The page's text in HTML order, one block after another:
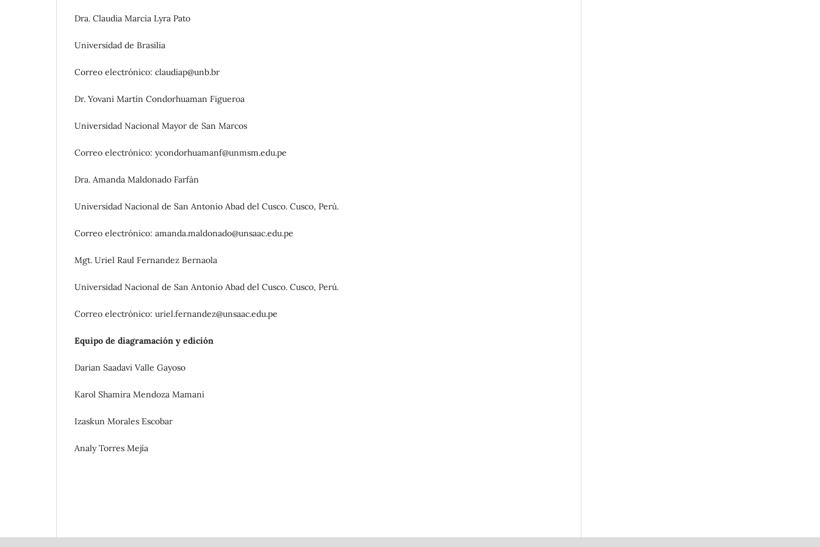
Dra. Claudia Marcia Lyra Pato
Universidad de Brasilia
Correo electrónico: claudiap@unb.br
Dr. Yovani Martín Condorhuaman Figueroa
Universidad Nacional Mayor de San Marcos
Correo electrónico: ycondorhuamanf@unmsm.edu.pe
Dra. Amanda Maldonado Farfán
Universidad Nacional de San Antonio Abad del Cusco. Cusco, Perú.
Correo electrónico: amanda.maldonado@unsaac.edu.pe
Mgt. Uriel Raul Fernandez Bernaola
Universidad Nacional de San Antonio Abad del Cusco. Cusco, Perú.
Correo electrónico: uriel.fernandez@unsaac.edu.pe
Equipo de diagramación y edición
Darian Saadavi Valle Gayoso
Karol Shamira Mendoza Mamani
Izaskun Morales Escobar
Analy Torres Mejía